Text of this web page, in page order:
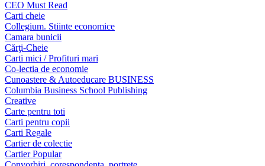
CEO Must Read
Carti cheie
Collegium. Stiinte economice
Camara bunicii
Cărţi-Cheie
Carti mici / Profituri mari
Co-lectia de economie
Cunoastere & Autoeducare BUSINESS
Columbia Business School Publishing
Creative
Carte pentru toti
Carti pentru copii
Carti Regale
Cartier de colectie
Cartier Popular